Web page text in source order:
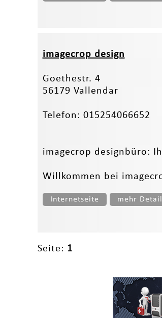
imagecrop design
Goethestr. 4
56179 Vallendar
Telefon: 015254066652
imagecrop designbüro:
Willkommen bei
Internetseite mehr
Seite: 1